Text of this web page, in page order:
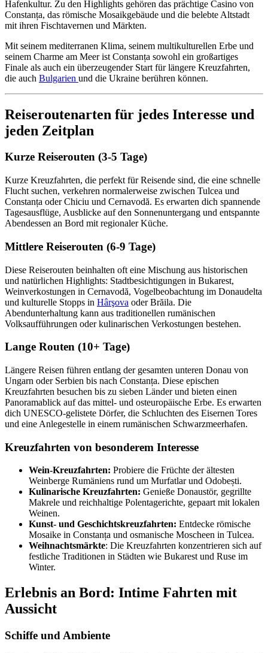
Hafenkultur. Zu den Highlights gehören das prächtige Casino von
Constanța, das römische Mosaikgebäude und die belebte Altstadt
mit ihren Fischtavernen und Märkten.
Mit seinem mediterranen Klima, seinem multikulturellen Erbe und
seinem Charme am Meer ist Constanța sowohl ein großartiges
Finale als auch ein überzeugender Start für längere Kreuzfahrten,
die auch Bulgarien und die Ukraine berühren können.
Reiseroutenarten für jedes Interesse und
jeden Zeitplan
Kurze Reiserouten (3-5 Tage)
Kurze Kreuzfahrten, die perfekt für Reisende sind, die eine schnelle
Flucht suchen, verkehren normalerweise zwischen Tulcea und
Constanța oder Chiciu und Cernavodă. Es erwarten dich spannende
Tagesausflüge, Ausblicke auf den Sonnenuntergang und entspannte
Abendessen an Bord mit regionaler Küche.
Mittlere Reiserouten (6-9 Tage)
Diese Reiserouten beinhalten oft eine Mischung aus historischen
und natürlichen Highlights: Stadtbesichtigungen in Bukarest,
Weinverkostungen in Cernavodă, Vogelbeobachtung im Donaudelta
und kulturelle Stopps in Hârşova oder Brăila. Die
Abendunterhaltung kann aus traditionellen rumänischen
Volksaufführungen oder kulinarischen Verkostungen bestehen.
Lange Routen (10+ Tage)
Längere Reisen führen entlang der gesamten unteren Donau von
Ungarn oder Serbien bis nach Constanța. Diese epischen
Kreuzfahrten besuchen bis zu sieben Länder und bieten einen
Panoramablick auf das mittel- und osteuropäische Erbe. Es erwarten
dich UNESCO-gelistete Dörfer, die Schluchten des Eisernen Tores
und eine Anlegestelle in einem rumänischen Schwarzmeerhafen.
Kreuzfahrten von besonderem Interesse
Wein-Kreuzfahrten: Probiere die Früchte der ältesten
Weinberge Rumäniens rund um Murfatlar und Odobești.
Kulinarische Kreuzfahrten: Genieße Donaustör, gegrillte
Makrele und reichhaltige Polentagerichte, gepaart mit lokalen
Weinen.
Kunst- und Geschichtskreuzfahrten: Entdecke römische
Mosaike in Constanța und osmanische Moscheen in Tulcea.
Weihnachtsmärkte: Die Kreuzfahrten konzentrieren sich auf
festliche Traditionen in Städten wie Bukarest und Ruse im
Winter.
Erlebnis an Bord: Intime Fahrten mit
Aussicht
Schiffe und Ambiente